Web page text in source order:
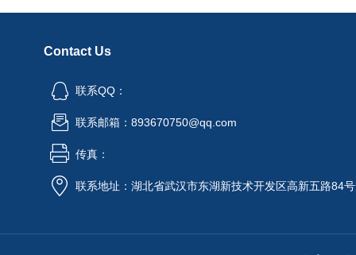
Contact Us
联系QQ：
联系邮箱：893670750@qq.com
传真：
联系地址：湖北省武汉市东湖新技术开发区高新五路84